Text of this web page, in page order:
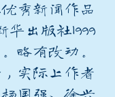
优秀新闻作品
出版社1999
略有改动。
实际上作者
国强、徐兴